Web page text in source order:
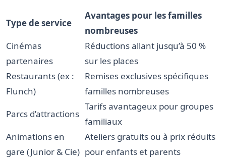
Type de service
Avantages pour les familles
nombreuses
Cinémas
partenaires
Réductions allant jusqu’à 50 %
sur les places
Restaurants (ex :
Flunch)
Remises exclusives spécifiques
familles nombreuses
Parcs d’attractions
Tarifs avantageux pour groupes
familiaux
Animations en
gare (Junior & Cie)
Ateliers gratuits ou à prix réduits
pour enfants et parents